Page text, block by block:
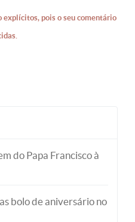
explícitos, pois o seu comentário
do Papa Francisco à
bolo de aniversário no